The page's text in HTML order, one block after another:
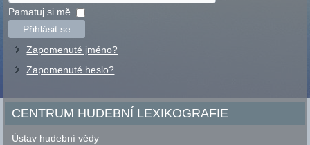
jméno
Heslo
Pamatuj si mě
Přihlásit se
Zapomenuté jméno?
Zapomenuté heslo?
CENTRUM HUDEBNÍ LEXIKOGRAFIE
Ústav hudební vědy